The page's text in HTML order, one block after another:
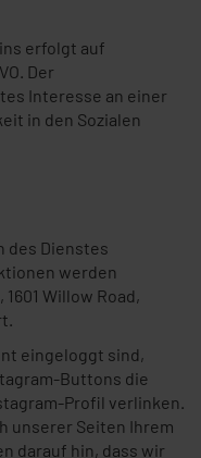
erfolgt auf
Der
Interesse an einer
in den Sozialen
des Dienstes
werden
Willow Road,
eingeloggt sind,
Buttons die
Profil verlinken.
unserer Seiten Ihrem
darauf hin, dass wir